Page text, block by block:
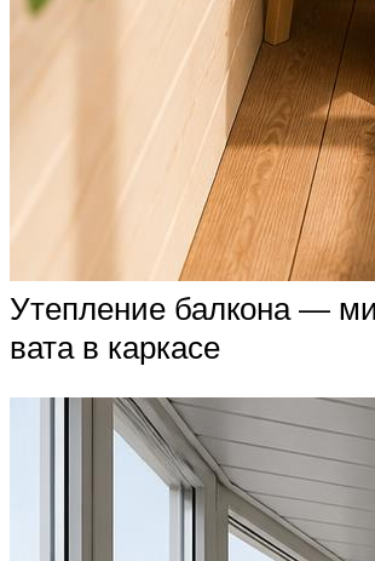
Утепление балкона —
вата в каркасе